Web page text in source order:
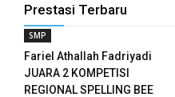
panel
panel
Prestasi Terbaru
SMP
Fariel Athallah Fadriyadi
JUARA 2 KOMPETISI
REGIONAL SPELLING BEE